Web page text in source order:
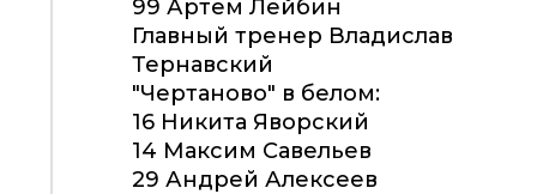
99 Артем Лейбин
Главный тренер Владислав
Тернавский
"Чертаново" в белом:
16 Никита Яворский
14 Максим Савельев
29 Андрей Алексеев